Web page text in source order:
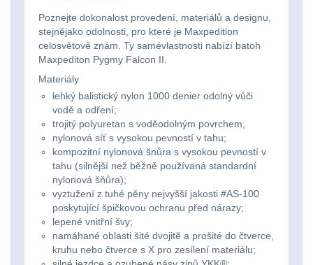
baterie
Svítilny
26650
baterie
Svítilny
CR123A
nebo
batohům
Svietidlá CRI≥901
Laserové značkovače9
Držiaky a
príslušenstvo34
186501
14500 / AA / AAA4
16340 a CR1231
Poznejte dokonalost provedení, materiálů a designu,
stejnějako odolnosti, pro které je Maxpedition
celosvětově znám. Ty samévlastnosti nabízí batoh
Maxpediton Pygmy Falcon II.
Materiály
lehký balistický nylon 1000 denier odolný vůči
vodě a odření;
trojitý polyuretan s voděodolným povrchem;
nylonová síť s vysokou pevností v tahu;
kompozitní nylonová šnůra s vysokou pevností v
tahu (silnější než běžně používaná standardní
nylonová šňůra);
vyztužení z tuhé pěny nejvyšší jakosti #AS-100
poskytující špičkovou ochranu před nárazy;
lepené vnitřní švy;
namáhané oblasti šité dvojitě a prošité do čtverce,
kruhu nebo čtverce s X pro zesílení materiálu;